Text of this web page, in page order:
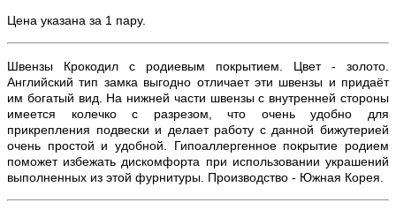
Цена указана за 1 пару.
Швензы Крокодил с родиевым покрытием . Цвет - золото.
Английский тип замка выгодно отличает эти швензы и придаёт
им богатый вид. На нижней части швензы с внутренней стороны
имеется колечко с разрезом, что очень удобно для
прикрепления подвески и делает работу с данной бижутерией
очень простой и удобной. Гипоаллергенное покрытие родием
поможет избежать дискомфорта при использовании украшений
выполненных из этой фурнитуры. Производство - Южная Корея.